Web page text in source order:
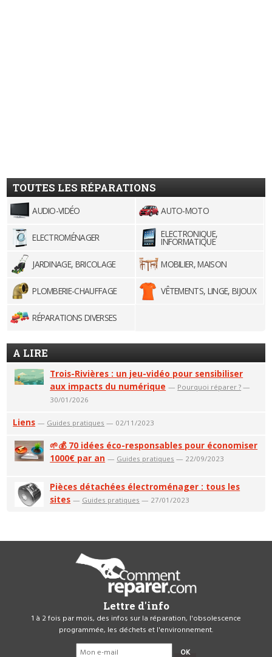
TOUTES LES RÉPARATIONS
AUDIO-VIDÉO AUTO-MOTO
ELECTROMÉNAGER ELECTRONIQUE,
INFORMATIQUE
JARDINAGE, BRICOLAGE
MOBILIER, MAISON
PLOMBERIE-CHAUFFAGE VÊTEMENTS, LINGE, BIJOUX
RÉPARATIONS DIVERSES
A LIRE
Trois-Rivières : un jeu-vidéo pour sensibiliser
aux impacts du numérique — Pourquoi réparer ? —
30/01/2026
Liens — Guides pratiques — 02/11/2023
🌱💰 70 idées éco-responsables pour économiser
1000€ par an — Guides pratiques — 22/09/2023
Pièces détachées électroménager : tous les
sites — Guides pratiques — 27/01/2023
Lettre d'info
1 à 2 fois par mois, des infos sur la réparation, l'obsolescence
programmée, les déchets et l'environnement.
OK